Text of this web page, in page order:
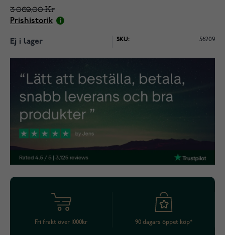
3 069,00 Kr
Prishistorik
Ej i lager SKU: 56209
Fri frakt över 1000kr 90 dagars öppet köp*